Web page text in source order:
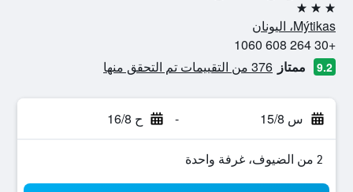
3 نجوم
Mýtikas، اليونان
+30 264 608 1060
9.2 ممتاز 376 من التقييمات تم التحقق منها
س 15/8 - ح 16/8
2 من الضيوف، غرفة واحدة